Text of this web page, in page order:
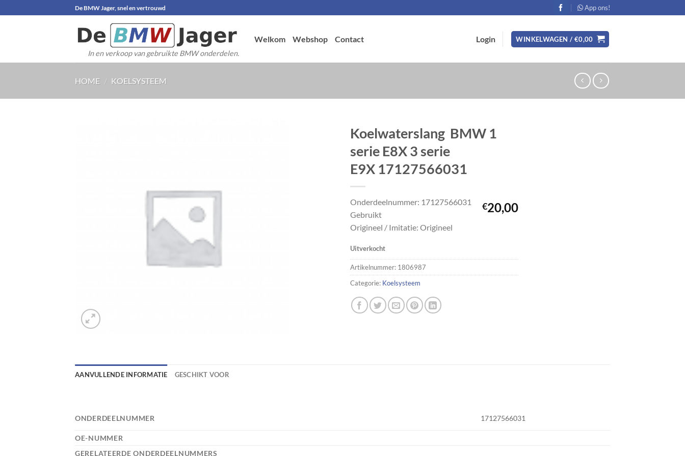
naar
De BMW Jager, snel en vertrouwd App ons!
In en verkoop van gebruikte BMW onderdelen.
Welkom Webshop Contact Login WINKELWAGEN / €0,00
HOME / KOELSYSTEEM
Koelwaterslang BMW 1
serie E8X 3 serie
E9X 17127566031
€20,00
Onderdeelnummer: 17127566031
Gebruikt
Origineel / Imitatie: Origineel
Uitverkocht
Artikelnummer: 1806987
Categorie: Koelsysteem
AANVULLENDE INFORMATIE GESCHIKT VOOR
ONDERDEELNUMMER 17127566031
OE-NUMMER
GERELATEERDE ONDERDEELNUMMERS